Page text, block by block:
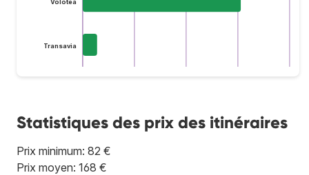
Transavia
Statistiques des prix des itinéraires
Prix minimum: 82 €
Prix moyen: 168 €